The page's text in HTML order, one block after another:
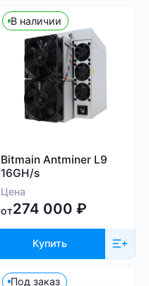
1 885 000
В наличии
Bitmain Antminer L9
16GH/s
Цена
от274 000₽
Купить
Под заказ